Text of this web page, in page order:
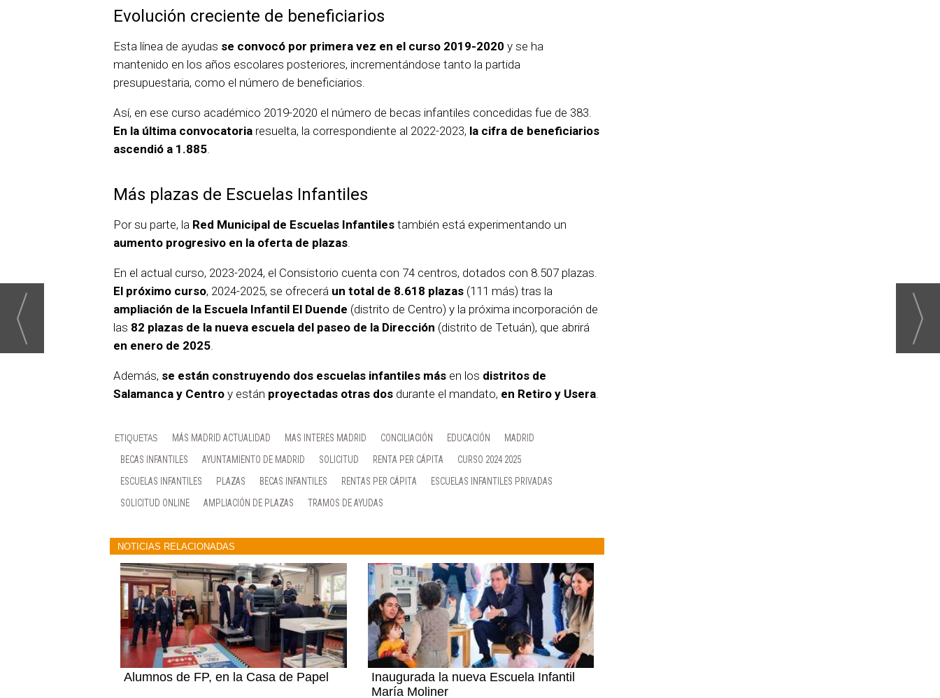
Evolución creciente de beneficiarios
Esta línea de ayudas se convocó por primera vez en el curso 2019-2020 y se ha
mantenido en los años escolares posteriores, incrementándose tanto la partida
presupuestaria, como el número de beneficiarios.
Así, en ese curso académico 2019-2020 el número de becas infantiles concedidas fue de 383.
En la última convocatoria resuelta, la correspondiente al 2022-2023, la cifra de beneficiarios
ascendió a 1.885.
Más plazas de Escuelas Infantiles
Por su parte, la Red Municipal de Escuelas Infantiles también está experimentando un
aumento progresivo en la oferta de plazas.
En el actual curso, 2023-2024, el Consistorio cuenta con 74 centros, dotados con 8.507 plazas.
El próximo curso, 2024-2025, se ofrecerá un total de 8.618 plazas (111 más) tras la
ampliación de la Escuela Infantil El Duende (distrito de Centro) y la próxima incorporación de
las 82 plazas de la nueva escuela del paseo de la Dirección (distrito de Tetuán), que abrirá
en enero de 2025.
Además, se están construyendo dos escuelas infantiles más en los distritos de
Salamanca y Centro y están proyectadas otras dos durante el mandato, en Retiro y Usera.
MÁS MADRID ACTUALIDAD MAS INTERES MADRID CONCILIACIÓN EDUCACIÓN
MADRID
BECAS INFANTILES
AYUNTAMIENTO DE MADRID SOLICITUD RENTA PER CÁPITA
CURSO 2024 2025
ESCUELAS INFANTILES
PLAZAS BECAS INFANTILES RENTAS PER CÁPITA
ESCUELAS INFANTILES PRIVADAS
SOLICITUD ONLINE
AMPLIACIÓN DE PLAZAS TRAMOS DE AYUDAS
NOTICIAS RELACIONADAS
Alumnos de FP, en la Casa de Papel
Inaugurada la nueva Escuela Infantil
María Moliner